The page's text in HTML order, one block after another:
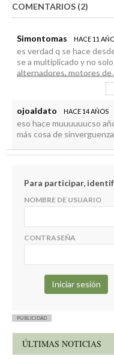
COMENTARIOS (2)
Simontomas HACE 11
es verdad q se hace
se a multiplicado y no
alternadores, motores
ojoaldato HACE 14 AÑOS
eso hace muuuuuucso
más cosa de
Para participar,
NOMBRE DE USUARIO
CONTRASEÑA
PUBLICIDAD
ÚLTIMAS NOTICIAS